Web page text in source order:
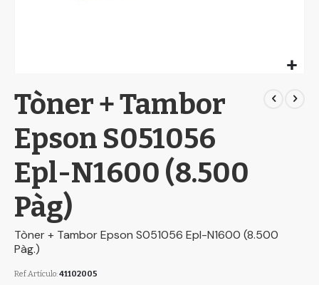
to
the
of
images
gallery
Tòner + Tambor
Epson S051056
Epl-N1600 (8.500
Pàg)
Tòner + Tambor Epson S051056 Epl-N1600 (8.500
Pàg.)
Ref.Artículo 41102005